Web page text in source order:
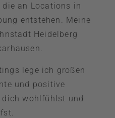
an Locations in
entstehen. Meine
Heidelberg
lege ich großen
und positive
dich wohlfühlst und